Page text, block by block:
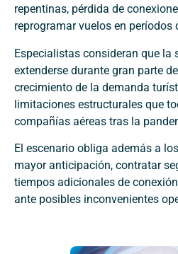
repentinas, pérdida de
reprogramar vuelos en períodos
Especialistas consideran que la
extenderse durante gran parte
crecimiento de la demanda
limitaciones estructurales que
compañías aéreas tras la
El escenario obliga además a
mayor anticipación, contratar
tiempos adicionales de
ante posibles inconvenientes